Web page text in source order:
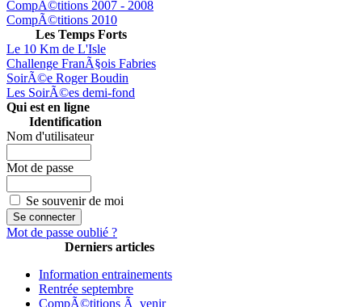
CompÃ©titions 2007 - 2008
CompÃ©titions 2010
Les Temps Forts
Le 10 Km de L'Isle
Challenge FranÃ§ois Fabries
SoirÃ©e Roger Boudin
Les SoirÃ©es demi-fond
Qui est en ligne
Identification
Nom d'utilisateur
Mot de passe
Se souvenir de moi
Mot de passe oublié ?
Derniers articles
Information entrainements
Rentrée septembre
CompÃ©titions Ã venir